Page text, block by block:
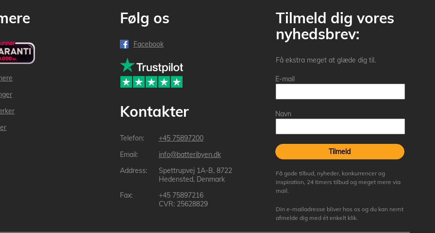
Følg os
Facebook
Kontakter
+45 75897200
info@batteribyen.dk
Spettrupvej 1A-B, 8722
Hedensted, Denmark
+45 75897216
CVR: 25628829
Tilmeld dig vores
nyhedsbrev:
Få ekstra meget at glæde dig til.
E-mail
Navn
Tilmeld
Få gode tilbud, nyheder, konkurrencer og
inspiration, 24 timers tilbud og meget mere via
mail.
Din e-mailadresse bliver hos os og du kan nemt
afmelde dig med ét enkelt klik.